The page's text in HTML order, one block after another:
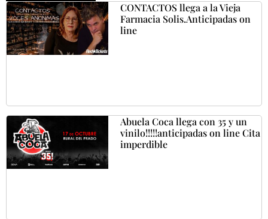
CONTACTOS llega a la Vieja
Farmacia Solis.Anticipadas on
line
Abuela Coca llega con 35 y un
vinilo!!!!!anticipadas on line Cita
imperdible